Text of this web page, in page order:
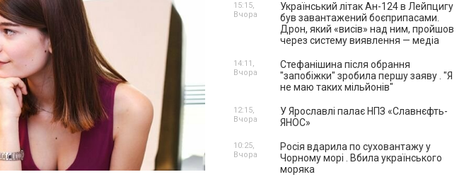
Український літак Ан-124 в Лейпцигу
був завантажений боєприпасами.
Дрон, який «висів» над ним, пройшов
через систему виявлення — медіа
15:15,
Вчора
Стефанішина після обрання
"запобіжки" зробила першу заяву . "Я
не маю таких мільйонів"
14:11,
Вчора
У Ярославлі палає НПЗ «Славнєфть-
ЯНОС»
12:15,
Вчора
Росія вдарила по суховантажу у
Чорному морі . Вбила українського
моряка
10:25,
Вчора